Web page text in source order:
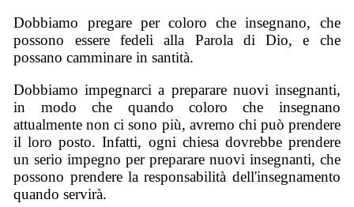
Dobbiamo pregare per coloro che insegnano, che
possono essere fedeli alla Parola di Dio, e che
possano camminare in santità.
Dobbiamo impegnarci a preparare nuovi insegnanti,
in modo che quando coloro che insegnano
attualmente non ci sono più, avremo chi può prendere
il loro posto. Infatti, ogni chiesa dovrebbe prendere
un serio impegno per preparare nuovi insegnanti, che
possono prendere la responsabilità dell'insegnamento
quando servirà.